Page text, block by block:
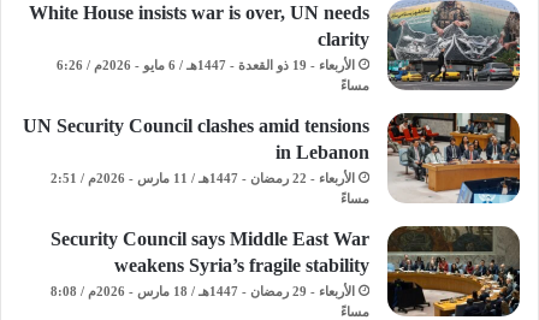
White House insists war is over, UN needs
clarity
الأربعاء - 19 ذو القعدة - 1447هـ / 6 مايو - 2026م / 6:26
مساءً
UN Security Council clashes amid tensions
in Lebanon
الأربعاء - 22 رمضان - 1447هـ / 11 مارس - 2026م / 2:51
مساءً
Security Council says Middle East War
weakens Syria’s fragile stability
الأربعاء - 29 رمضان - 1447هـ / 18 مارس - 2026م / 8:08
مساءً